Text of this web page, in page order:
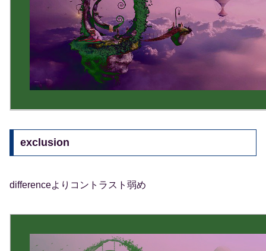
exclusion
differenceよりコントラスト弱め